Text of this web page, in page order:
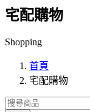
宅配購物
Shopping
首頁
宅配購物